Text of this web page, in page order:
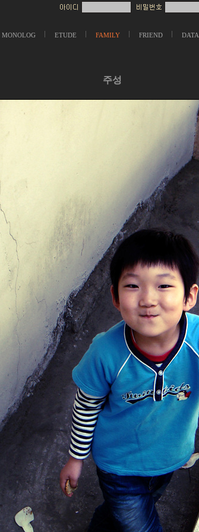
MONOLOG ETUDE FAMILY FRIEND DATA
주성